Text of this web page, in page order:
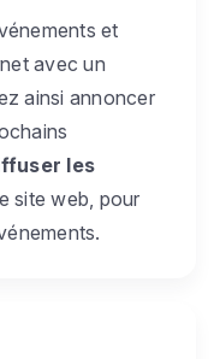
et
avec un
ainsi annoncer
les
site web, pour